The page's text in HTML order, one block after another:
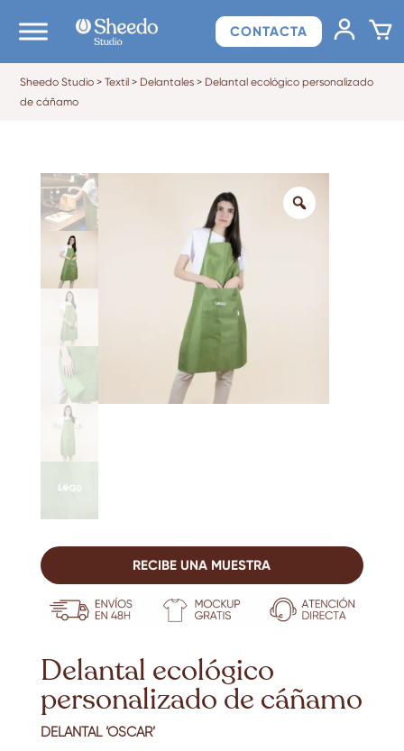
CONTACTA
Sheedo Studio >Textil > Delantales > Delantal ecológico personalizado
de cáñamo
RECIBE UNA MUESTRA
Delantal ecológico
personalizado de cáñamo
DELANTAL ‘OSCAR’